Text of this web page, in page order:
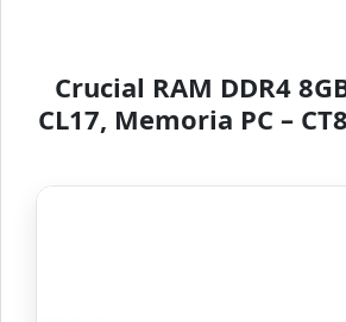
Crucial RAM DDR4
CL17, Memoria PC –